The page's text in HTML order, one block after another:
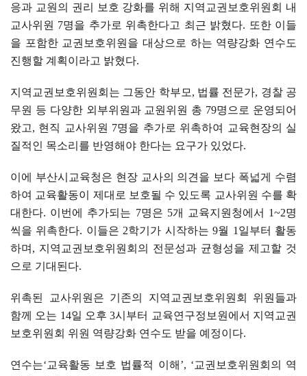
응과 교원의 권리 보호 강화를 위해 지역교권보호위원회 내
교사위원 7명을 추가로 위촉한다고 최근 밝혔다. 또한 이들
을 포함한 교권보호위원을 대상으로 하는 역량강화 연수도
진행할 계획이라고 밝혔다.
지역교권보호위원회는 그동안 학부모 , 법률 전문가, 경찰 공
무원 등 다양한 외부위원과 교원위원 총 79명으로 운영되어
왔고, 현직 교사위원 7명을 추가로 위촉하여 교육현장의 실
질적인 목소리를 반영해야 한다는 요구가 있었다.
이에 부산시교육청은 현장 교사의 의견을 보다 폭넓게 수렴
하여 교육활동이 제대로 보호될 수 있도록 교사위원 수를 확
대한다. 이번에 추가되는 7명은 5개 교육지원청에서 1~2명
씩을 위촉한다. 이들은 2학기가 시작하는9월 1 일부터 활동
하며 , 지역교권보호위원회의 전문성과 균형성을 제고할 것
으로 기대된다.
위촉된 교사위원은 기존의 지역교권보호위원회 위원들과
함께 오는 14일 오후3시부터 교육연구정보원에서 지역교권
보호위원회 위원 역량강화 연수도 받을 예정이다.
연수는‘교육활동 보호 법률적 이해 ’, ‘교권보호위원회의 역